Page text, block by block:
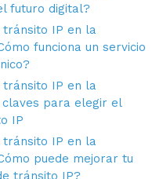
futuro digital?
tránsito IP en la
funciona un servicio
tránsito IP en la
claves para elegir el
IP
tránsito IP en la
puede mejorar tu
tránsito IP?